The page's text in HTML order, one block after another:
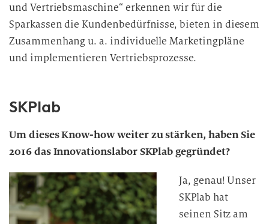
und Vertriebsmaschine“ erkennen wir für die
Sparkassen die Kundenbedürfnisse, bieten in diesem
Zusammenhang u. a. individuelle Marketingpläne
und implementieren Vertriebsprozesse.
SKPlab
Um dieses Know-how weiter zu stärken, haben Sie
2016 das Innovationslabor SKPlab gegründet?
Ja, genau! Unser
SKPlab hat
seinen Sitz am